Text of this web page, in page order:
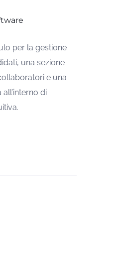
per la gestione
una sezione
e una
di